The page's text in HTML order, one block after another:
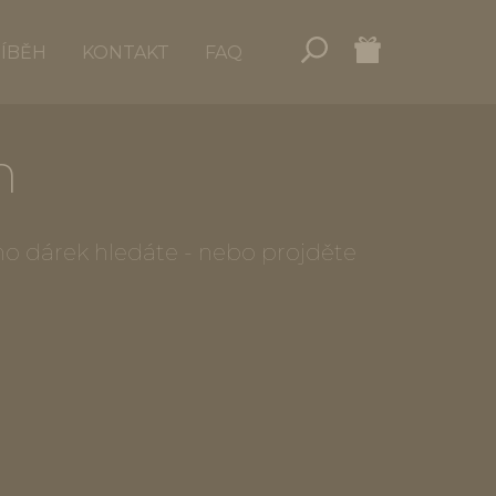
dárek hledáte - nebo projděte
KONTAKT FAQ